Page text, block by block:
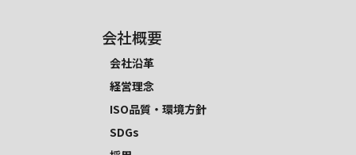
会社概要
会社沿革
経営理念
ISO品質・環境方針
SDGs